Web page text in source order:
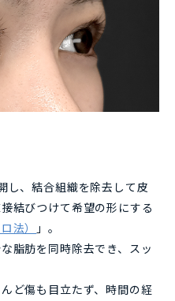
、結合組織を除去して皮
結びつけて希望の形にする
法）
」。
脂肪を同時除去でき、スッ
ど傷も目立たず、時間の経